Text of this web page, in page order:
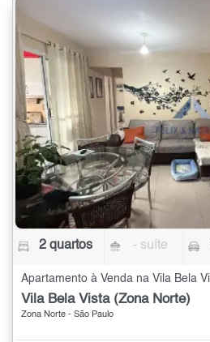
2 quartos - suíte
Vila Bela Vista (Zona Norte)
Zona Norte - São Paulo